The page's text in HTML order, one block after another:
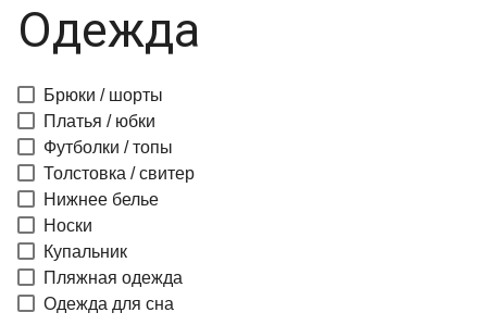
Одежда
Брюки / шорты
Платья / юбки
Футболки / топы
Толстовка / свитер
Нижнее белье
Носки
Купальник
Пляжная одежда
Одежда для сна